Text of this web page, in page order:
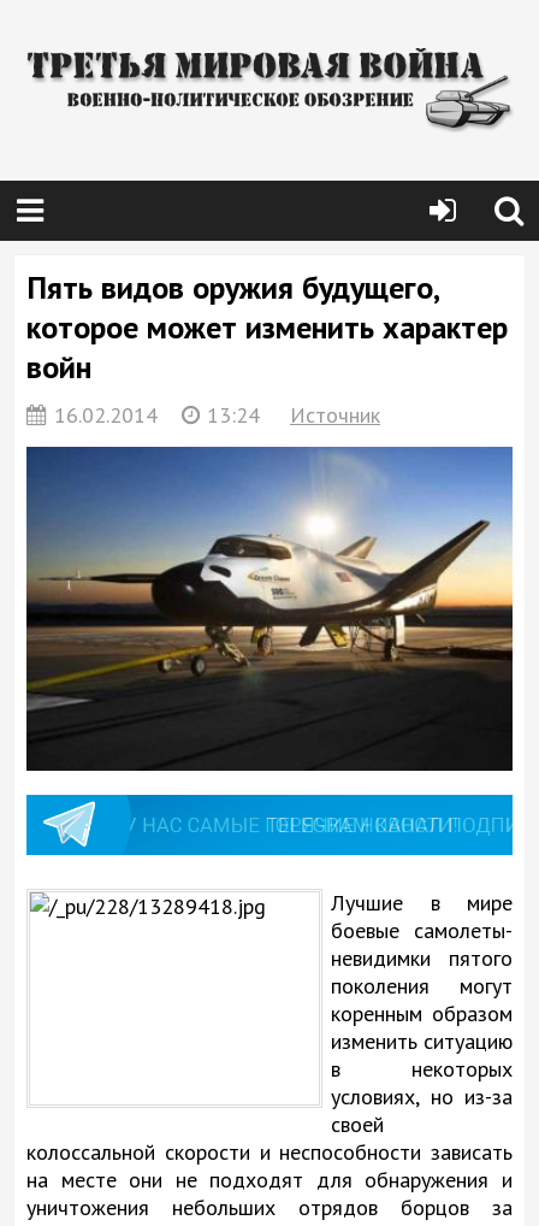
Пять видов оружия будущего,
которое может изменить характер
войн
16.02.2014 13:24 Источник
Лучшие в мире
боевые самолеты-
невидимки пятого
поколения могут
коренным образом
изменить ситуацию
в некоторых
условиях, но из-за
своей
колоссальной скорости и неспособности зависать
на месте они не подходят для обнаружения и
уничтожения небольших отрядов борцов за